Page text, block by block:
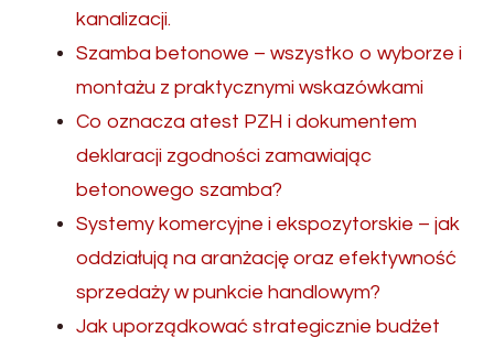
kanalizacji.
Szamba betonowe – wszystko o wyborze i
montażu z praktycznymi wskazówkami
Co oznacza atest PZH i dokumentem
deklaracji zgodności zamawiając
betonowego szamba?
Systemy komercyjne i ekspozytorskie – jak
oddziałują na aranżację oraz efektywność
sprzedaży w punkcie handlowym?
Jak uporządkować strategicznie budżet